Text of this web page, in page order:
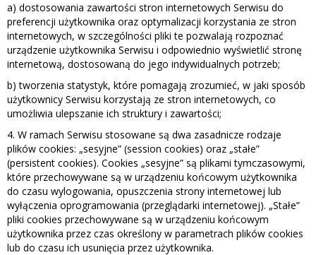
a) dostosowania zawartości stron internetowych Serwisu do
preferencji użytkownika oraz optymalizacji korzystania ze stron
internetowych, w szczególności pliki te pozwalają rozpoznać
urządzenie użytkownika Serwisu i odpowiednio wyświetlić stronę
internetową, dostosowaną do jego indywidualnych potrzeb;
b) tworzenia statystyk, które pomagają zrozumieć, w jaki sposób
użytkownicy Serwisu korzystają ze stron internetowych, co
umożliwia ulepszanie ich struktury i zawartości;
4. W ramach Serwisu stosowane są dwa zasadnicze rodzaje
plików cookies: „sesyjne” (session cookies) oraz „stałe”
(persistent cookies). Cookies „sesyjne” są plikami tymczasowymi,
które przechowywane są w urządzeniu końcowym użytkownika
do czasu wylogowania, opuszczenia strony internetowej lub
wyłączenia oprogramowania (przeglądarki internetowej). „Stałe”
pliki cookies przechowywane są w urządzeniu końcowym
użytkownika przez czas określony w parametrach plików cookies
lub do czasu ich usunięcia przez użytkownika.